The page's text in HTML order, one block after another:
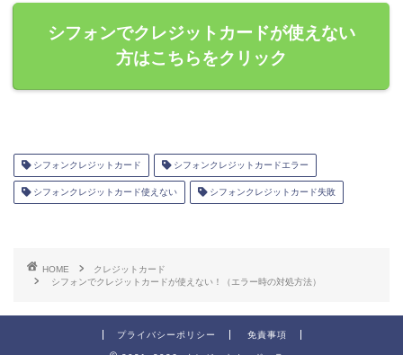
シフォンでクレジットカードが使えない
方はこちらをクリック
シフォンクレジットカード シフォンクレジットカードエラー
シフォンクレジットカード使えない シフォンクレジットカード失敗
HOME
クレジットカード
シフォンでクレジットカードが使えない！（エラー時の対処方法）
プライバシーポリシー 免責事項